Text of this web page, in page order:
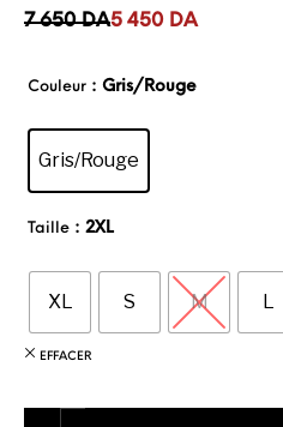
7 650 DA
Le prix initial était : 7 650DA.
5 450 DA
Le prix actuel est : 5 450DA.
Couleur : Gris/Rouge
Gris/Rouge
Taille : 2XL
XL S M L
EFFACER